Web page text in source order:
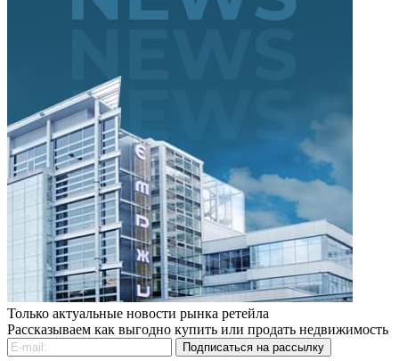
Только актуальные новости рынка ретейла
Рассказываем как выгодно купить или продать недвижимость